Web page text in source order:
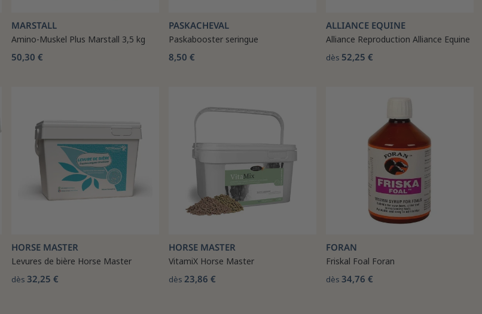
MARSTALL
Amino-Muskel Plus Marstall 3,5 kg
50,30 €
PASKACHEVAL
Paskabooster seringue
8,50 €
ALLIANCE EQUINE
Alliance Reproduction Alliance Equine
dès 52,25 €
HORSE MASTER
Levures de bière Horse Master
dès 32,25 €
HORSE MASTER
VitamiX Horse Master
dès 23,86 €
FORAN
Friskal Foal Foran
dès 34,76 €